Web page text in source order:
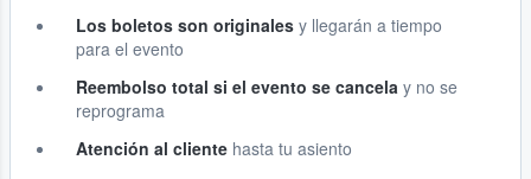
Los boletos son originales y llegarán a tiempo
para el evento
Reembolso total si el evento se cancela y no se
reprograma
Atención al cliente hasta tu asiento